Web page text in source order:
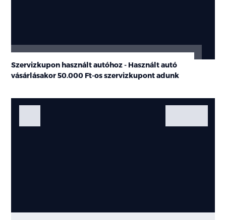
Szervizkupon használt autóhoz - Használt autó
vásárlásakor50.000 Ft-osszervizkupont adunk
Galéria
Fotók